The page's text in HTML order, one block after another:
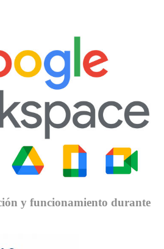
y funcionamiento durante